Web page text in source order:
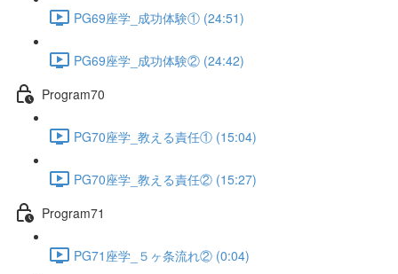
PG69座学_成功体験① (24:51)
PG69座学_成功体験② (24:42)
Program70
PG70座学_教える責任① (15:04)
PG70座学_教える責任② (15:27)
Program71
PG71座学_５ヶ条流れ② (0:04)